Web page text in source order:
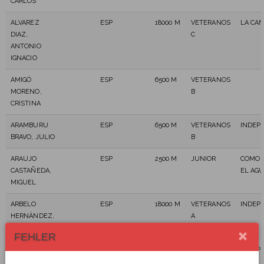
ALVAREZ
DIAZ,
ANTONIO
IGNACIO
ESP 18000 M
VETERANOS
C
LA
AMIGÓ
MORENO,
CRISTINA
ESP 6500 M
VETERANOS
B
ARAMBURU
BRAVO, JULIO
ESP 6500 M
VETERANOS
B
ARAUJO
CASTAÑEDA,
MIGUEL
ESP 2500 M JUNIOR
COMO
EL
ARBELO
HERNÁNDEZ,
ESP 18000 M
VETERANOS
A
ARISTI
ESP 6500 M
VETERANOS
FEHLER